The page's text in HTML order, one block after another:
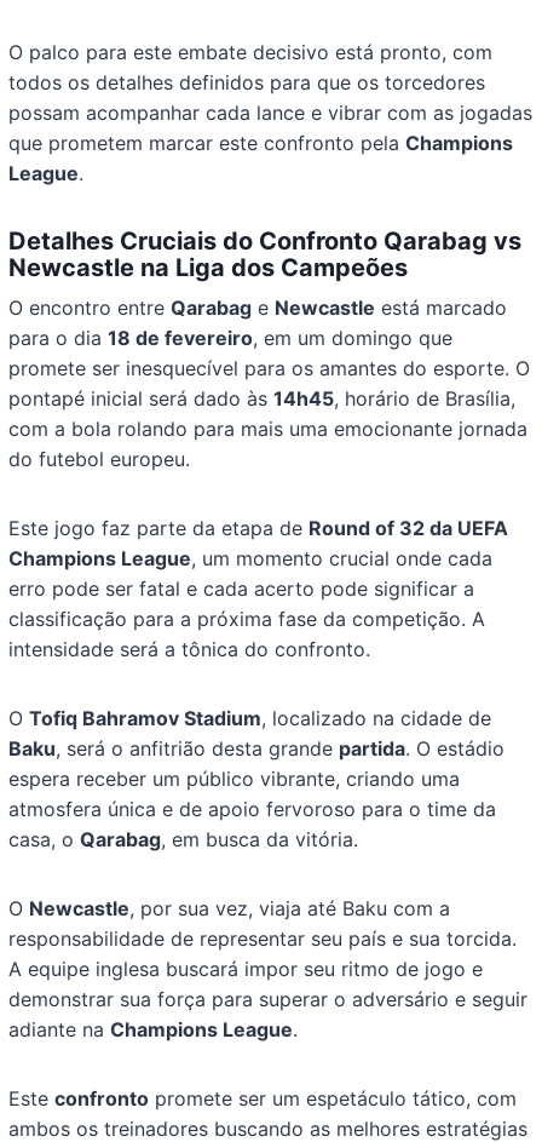
O palco para este embate decisivo está pronto, com
todos os detalhes definidos para que os torcedores
possam acompanhar cada lance e vibrar com as jogadas
que prometem marcar este confronto pelaChampions
League.
Detalhes Cruciais do Confronto Qarabag vs
Newcastle na Liga dos Campeões
O encontro entreQarabag e Newcastle está marcado
para o dia18 de fevereiro, em um domingo que
promete ser inesquecível para os amantes do esporte. O
pontapé inicial será dado às14h45, horário de Brasília,
com a bola rolando para mais uma emocionante jornada
do futebol europeu.
Este jogo faz parte da etapa de Round of 32 da UEFA
Champions League, um momento crucial onde cada
erro pode ser fatal e cada acerto pode significar a
classificação para a próxima fase da competição. A
intensidade será a tônica do confronto.
OTofiq Bahramov Stadium, localizado na cidade de
Baku, será o anfitrião desta grande partida. O estádio
espera receber um público vibrante, criando uma
atmosfera única e de apoio fervoroso para o time da
casa, oQarabag, em busca da vitória.
O Newcastle, por sua vez, viaja até Baku com a
responsabilidade de representar seu país e sua torcida.
A equipe inglesa buscará impor seu ritmo de jogo e
demonstrar sua força para superar o adversário e seguir
adiante naChampions League.
Esteconfronto promete ser um espetáculo tático, com
ambos os treinadores buscando as melhores estratégias